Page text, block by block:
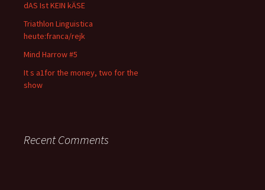
dAS Ist KEIN kÄSE
Triathlon Linguistica
heute:franca/rejk
Mind Harrow #5
It s a1for the money, two for the
show
Recent Comments